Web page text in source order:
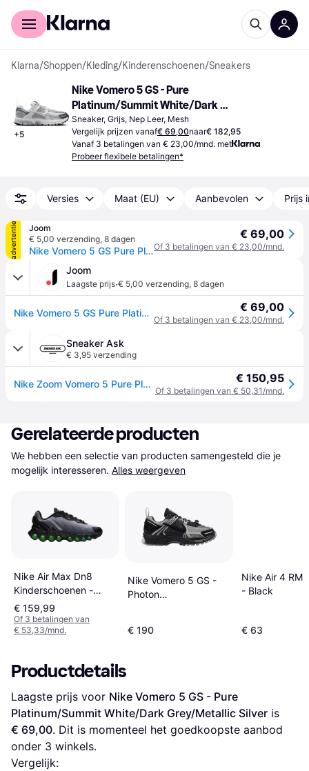
Voor shoppers
Klarna/Shoppen/Kleding/Kinderenschoenen/Sneakers
+5
Nike Vomero 5 GS - Pure
Platinum/Summit White/Dark
Grey/Metallic Silver
Sneaker, Grijs, Nep Leer, Mesh
Vergelijk prijzen vanaf€ 69,00naar€ 182,95
Vanaf 3 betalingen van € 23,00/mnd. met
Probeer flexibele betalingen*
Versies Maat (EU) Aanbevolen Prijs
advertentie
Joom
€ 5,00 verzending, 8 dagen
Nike Vomero 5 GS Pure Platinum Metallic Silver Kindersneakers Wit Summit-White Donkergrijs HF6998-002 36.5
€ 69,00
Of 3 betalingen van € 23,00/mnd.
Joom
Laagste prijs·€ 5,00 verzending, 8 dagen
Nike Vomero 5 GS Pure Platinum Metallic Silver Kindersneakers Wit Summit-White Donkergrijs HF6998-002 36.5 € 69,00
Of 3 betalingen van € 23,00/mnd.
Sneaker Ask
€ 3,95 verzending
Nike Zoom Vomero 5 Pure Platinum Metallic Silver (GS) - Grey € 150,95
Of 3 betalingen van € 50,31/mnd.
Gerelateerde producten
We hebben een selectie van producten samengesteld die je
mogelijk interesseren. Alles weergeven
Nike Air Max Dn8
Kinderschoenen -
Black
€ 159,99
Of 3 betalingen van
€ 53,33/mnd.
Nike Vomero 5 GS -
Photon
€ 190
Nike Air 4 RM
- Black
€ 63
Productdetails
Laagste prijs voor Nike Vomero 5 GS - Pure
Platinum/Summit White/Dark Grey/Metallic Silver
€ 69,00. Dit is momenteel het goedkoopste aanbod
onder 3 winkels.
Vergelijk: